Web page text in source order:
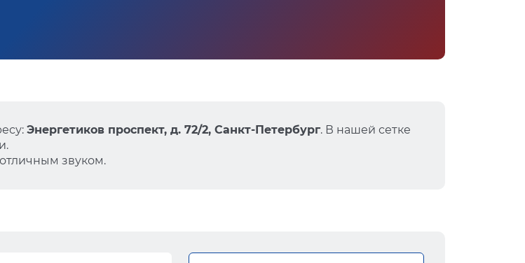
Энергетиков проспект, д. 72/2, Санкт-Петербург. В нашей сетке
звуком.